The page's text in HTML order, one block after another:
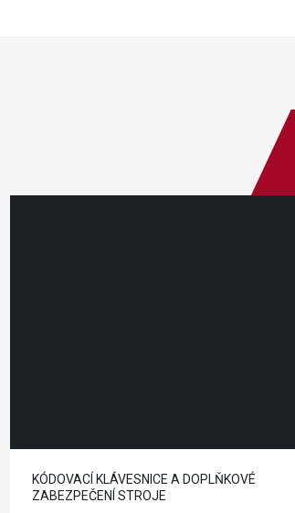
KÓDOVACÍ KLÁVESNICE A DOPLŇKOVÉ
ZABEZPEČENÍ STROJE